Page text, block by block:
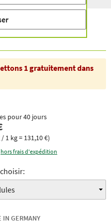
1 gratuitement dans
pour 40 jours
1 kg = 131,10 €)
hors frais d'expédition